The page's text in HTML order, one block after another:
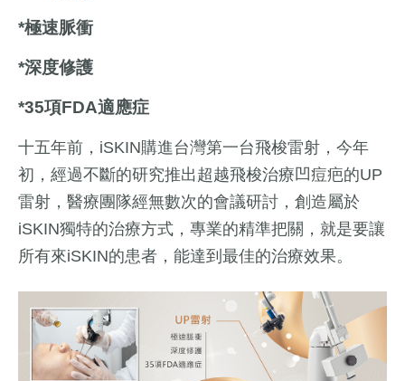
*極速脈衝
*深度修護
*35項FDA適應症
十五年前，iSKIN購進台灣第一台飛梭雷射，今年
初，經過不斷的研究推出超越飛梭治療凹痘疤的UP
雷射，醫療團隊經無數次的會議研討，創造屬於
iSKIN獨特的治療方式，專業的精準把關，就是要讓
所有來iSKIN的患者，能達到最佳的治療效果。